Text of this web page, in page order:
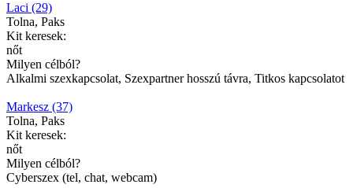
Laci (29)
Tolna, Paks
Kit keresek:
nőt
Milyen célból?
Alkalmi szexkapcsolat, Szexpartner hosszú távra, Titkos kapcsolatot
Markesz (37)
Tolna, Paks
Kit keresek:
nőt
Milyen célból?
Cyberszex (tel, chat, webcam)